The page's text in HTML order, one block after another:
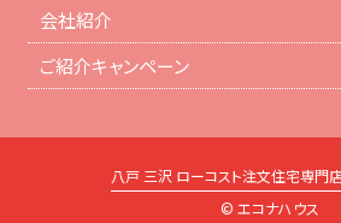
会社紹介
ご紹介キャンペーン
八戸 三沢 ローコスト注文住宅専門
© エコナハウス